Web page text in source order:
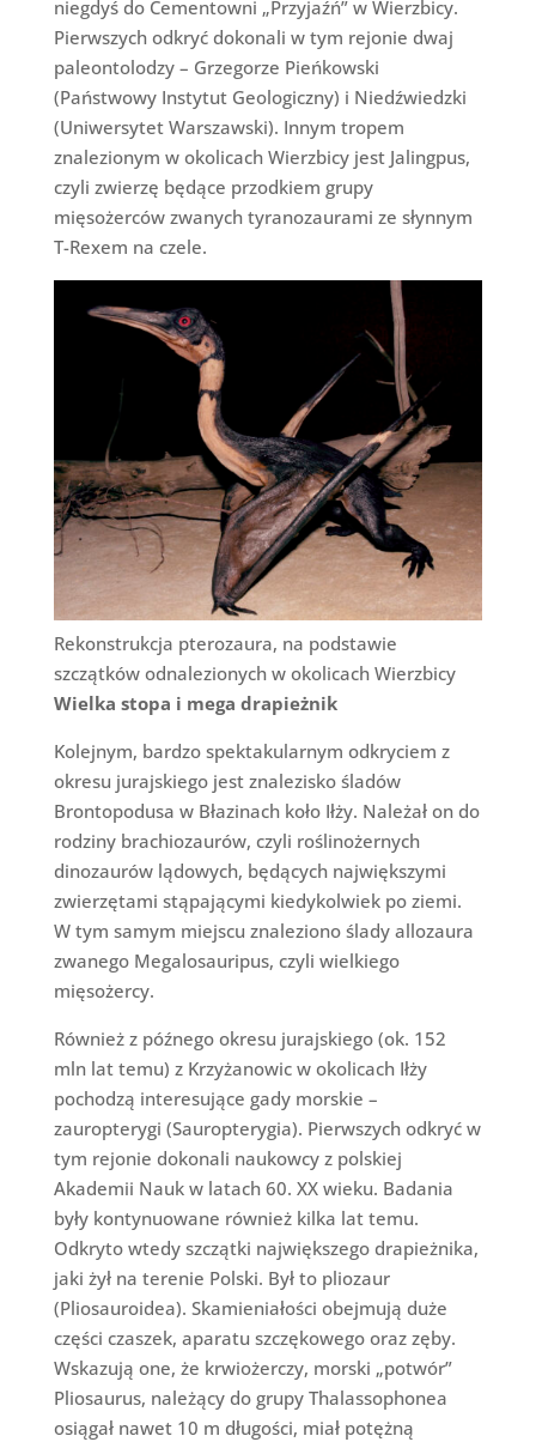
niegdyś do Cementowni „Przyjaźń” w Wierzbicy.
Pierwszych odkryć dokonali w tym rejonie dwaj
paleontolodzy – Grzegorze Pieńkowski
(Państwowy Instytut Geologiczny) i Niedźwiedzki
(Uniwersytet Warszawski). Innym tropem
znalezionym w okolicach Wierzbicy jest Jalingpus,
czyli zwierzę będące przodkiem grupy
mięsożerców zwanych tyranozaurami ze słynnym
T-Rexem na czele.
Rekonstrukcja pterozaura, na podstawie
szczątków odnalezionych w okolicach Wierzbicy
Wielka stopa i mega drapieżnik
Kolejnym, bardzo spektakularnym odkryciem z
okresu jurajskiego jest znalezisko śladów
Brontopodusa w Błazinach koło Iłży. Należał on do
rodziny brachiozaurów, czyli roślinożernych
dinozaurów lądowych, będących największymi
zwierzętami stąpającymi kiedykolwiek po ziemi.
W tym samym miejscu znaleziono ślady allozaura
zwanego Megalosauripus, czyli wielkiego
mięsożercy.
Również z późnego okresu jurajskiego (ok. 152
mln lat temu) z Krzyżanowic w okolicach Iłży
pochodzą interesujące gady morskie –
zauropterygi (Sauropterygia). Pierwszych odkryć w
tym rejonie dokonali naukowcy z polskiej
Akademii Nauk w latach 60. XX wieku. Badania
były kontynuowane również kilka lat temu.
Odkryto wtedy szczątki największego drapieżnika,
jaki żył na terenie Polski. Był to pliozaur
(Pliosauroidea). Skamieniałości obejmują duże
części czaszek, aparatu szczękowego oraz zęby.
Wskazują one, że krwiożerczy, morski „potwór”
Pliosaurus, należący do grupy Thalassophonea
osiągał nawet 10 m długości, miał potężną